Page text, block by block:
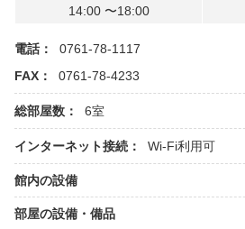
14:00 〜18:00
電話：
0761-78-1117
FAX：
0761-78-4233
総部屋数： 6室
インターネット接続： Wi-Fi利用可
館内の設備
部屋の設備・備品